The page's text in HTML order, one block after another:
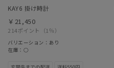
KAY6 掛け時計
214ポイント （1％）
￥21,450
バリエーション：あり
在庫：○